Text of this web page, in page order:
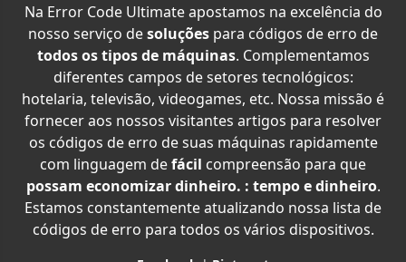
Na Error Code Ultimate apostamos na excelência do
nosso serviço desoluções para códigos de erro de
todos os tipos de máquinas. Complementamos
diferentes campos de setores tecnológicos:
hotelaria, televisão, videogames, etc. Nossa missão é
fornecer aos nossos visitantes artigos para resolver
os códigos de erro de suas máquinas rapidamente
com linguagem defácil compreensão para que
possam economizar dinheiro. : tempo e dinheiro.
Estamos constantemente atualizando nossa lista de
códigos de erro para todos os vários dispositivos.